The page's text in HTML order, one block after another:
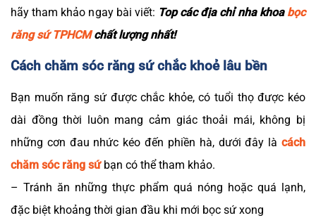
hãy tham khảo ngay bài viết: Top các địa chỉ nha khoa bọc
răng sứ TPHCMchất lượng nhất!
Cách chăm sóc răng sứ chắc khoẻ lâu bền
Bạn muốn răng sứ được chắc khỏe, có tuổi thọ được kéo
dài đồng thời luôn mang cảm giác thoải mái, không bị
những cơn đau nhức kéo đến phiền hà, dưới đây là cách
chăm sóc răng sứbạn có thể tham khảo.
– Tránh ăn những thực phẩm quá nóng hoặc quá lạnh,
đặc biệt khoảng thời gian đầu khi mới bọc sứ xong